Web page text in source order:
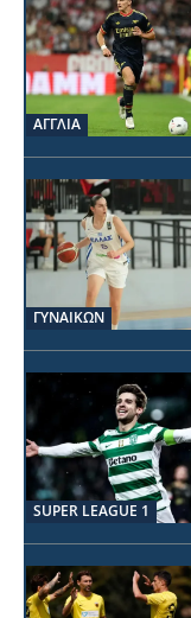
ΑΓΓΛΙΑ
ΓΥΝΑΙΚΩΝ
SUPER LEAGUE 1